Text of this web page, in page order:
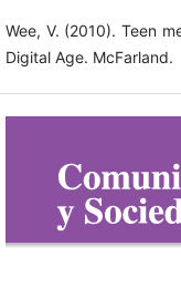
Wee, V. (2010). Teen
Digital Age. McFarland.